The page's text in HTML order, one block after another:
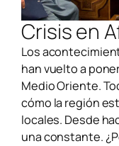
Crisis en
Los
han vuelto a
Medio Oriente.
cómo la región
locales. Desde
una constante.